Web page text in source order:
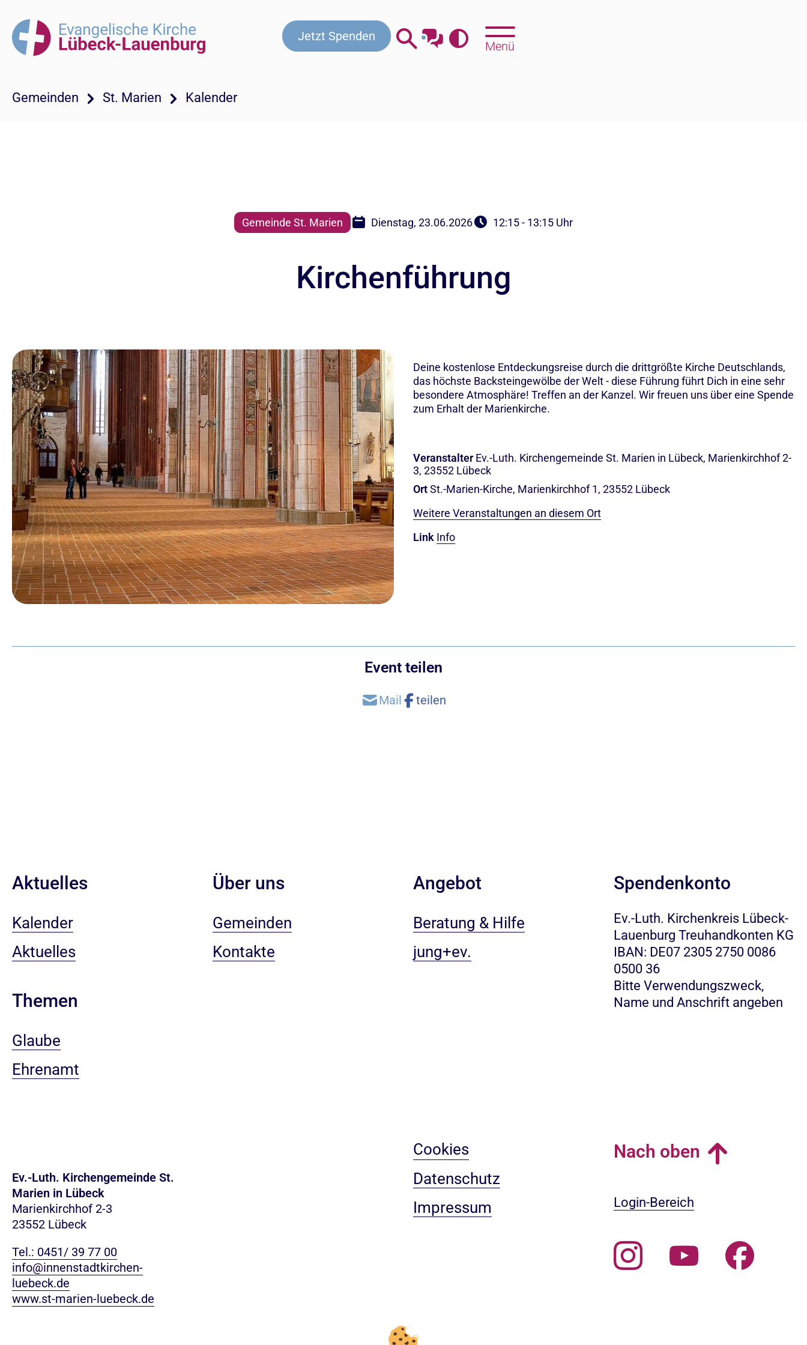
KontaktBeratung & HilfeGottesdienste
Jetzt Spenden
Menü
Gemeinden St. Marien Kalender
Gemeinde St. Marien Dienstag, 23.06.2026 12:15 - 13:15 Uhr
Kirchenführung
Deine kostenlose Entdeckungsreise durch die drittgrößte Kirche Deutschlands,
das höchste Backsteingewölbe der Welt - diese Führung führt Dich in eine sehr
besondere Atmosphäre! Treffen an der Kanzel. Wir freuen uns über eine Spende
zum Erhalt der Marienkirche.
Veranstalter Ev.-Luth. Kirchengemeinde St. Marien in Lübeck, Marienkirchhof 2-
3, 23552 Lübeck
OrtSt.-Marien-Kirche, Marienkirchhof 1, 23552 Lübeck
Weitere Veranstaltungen an diesem Ort
Link Info
Event teilen
Aktuelles
Kalender
Aktuelles
Themen
Glaube
Ehrenamt
Über uns
Gemeinden
Kontakte
Angebot
Beratung & Hilfe
jung+ev.
Spendenkonto
Ev.-Luth. Kirchenkreis Lübeck-
Lauenburg Treuhandkonten KG
IBAN: DE07 2305 2750 0086
0500 36
Bitte Verwendungszweck,
Name und Anschrift angeben
Ev.-Luth. Kirchengemeinde St.
Marien in Lübeck
Marienkirchhof 2-3
23552 Lübeck
Tel.: 0451/ 39 77 00
info@innenstadtkirchen-
luebeck.de
www.st-marien-luebeck.de
Cookies
Datenschutz
Impressum
Nach oben
Login-Bereich